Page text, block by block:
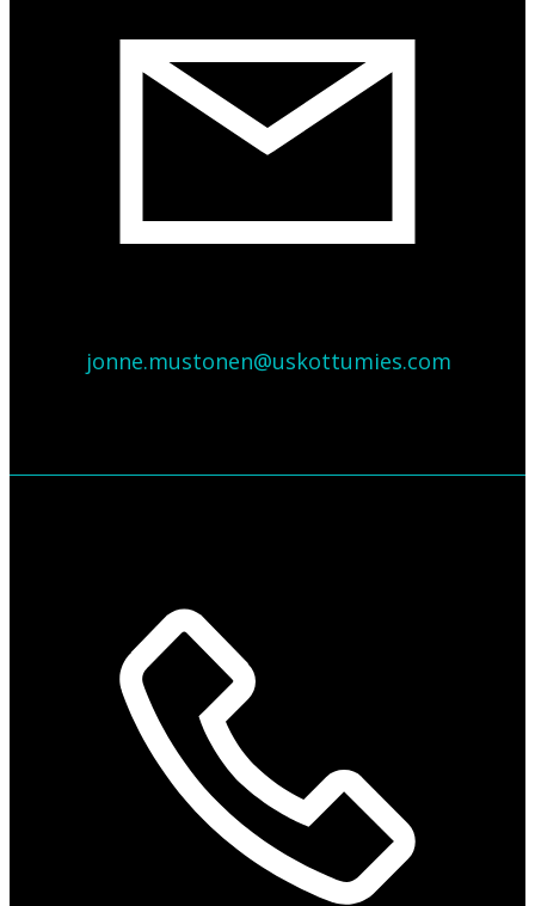
jonne.mustonen@uskottumies.com